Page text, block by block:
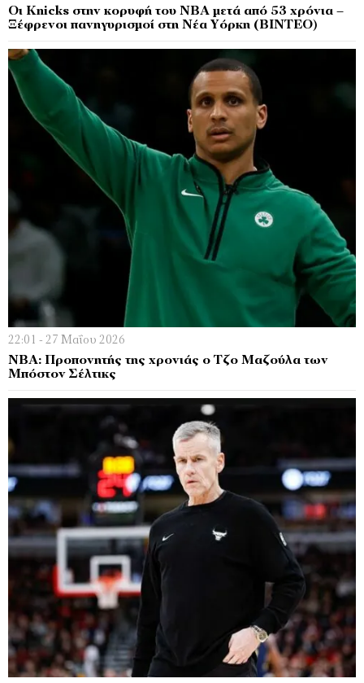
Οι Knicks στην κορυφή του NBA μετά από 53 χρόνια –
Ξέφρενοι πανηγυρισμοί στη Νέα Υόρκη (ΒΙΝΤΕΟ)
22:01 - 27 Μαΐου 2026
NBA: Προπονητής της χρονιάς ο Τζο Μαζούλα των
Μπόστον Σέλτικς